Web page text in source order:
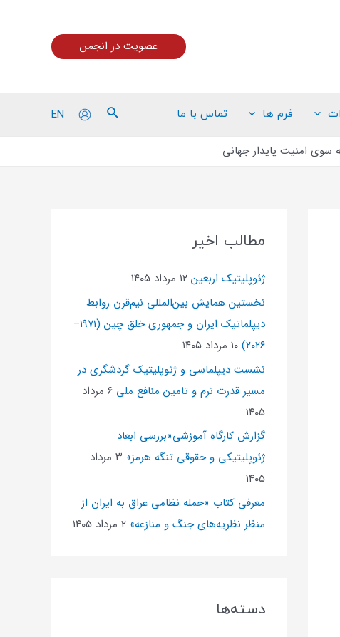
عضویت در انجمن
فرم ها تماس با ما EN
سوی امنیت پایدار جهانی
مطالب اخیر
ژئوپلیتیک اربعین ۱۲ مرداد ۱۴۰۵
نخستین همایش بین‌المللی نیم‌قرن روابط
دیپلماتیک ایران و جمهوری خلق چین (۱۹۷۱–
۲۰۲۶) ۱۰ مرداد ۱۴۰۵
نشست دیپلماسی و ژئو‌پلیتیک گردشگری در
مسیر قدرت نرم و تامین منافع ملی
۶ مرداد
۱۴۰۵
گزارش کارگاه آموزشی«بررسی ابعاد
ژئوپلیتیکی و حقوقی تنگه هرمز»
۳ مرداد
۱۴۰۵
معرفی کتاب «حمله نظامی عراق به ایران از
منظر نظریه‌های جنگ و منازعه» ۲ مرداد ۱۴۰۵
دسته‌ها